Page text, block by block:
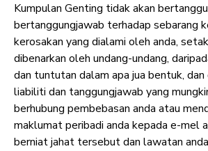
Kumpulan Genting tidak akan
bertanggungjawab terhadap sebarang
kerosakan yang dialami oleh anda,
dibenarkan oleh undang-undang,
dan tuntutan dalam apa jua bentuk, dan
liabiliti dan tanggungjawab yang
berhubung pembebasan anda atau
maklumat peribadi anda kepada e-mel
berniat jahat tersebut dan lawatan